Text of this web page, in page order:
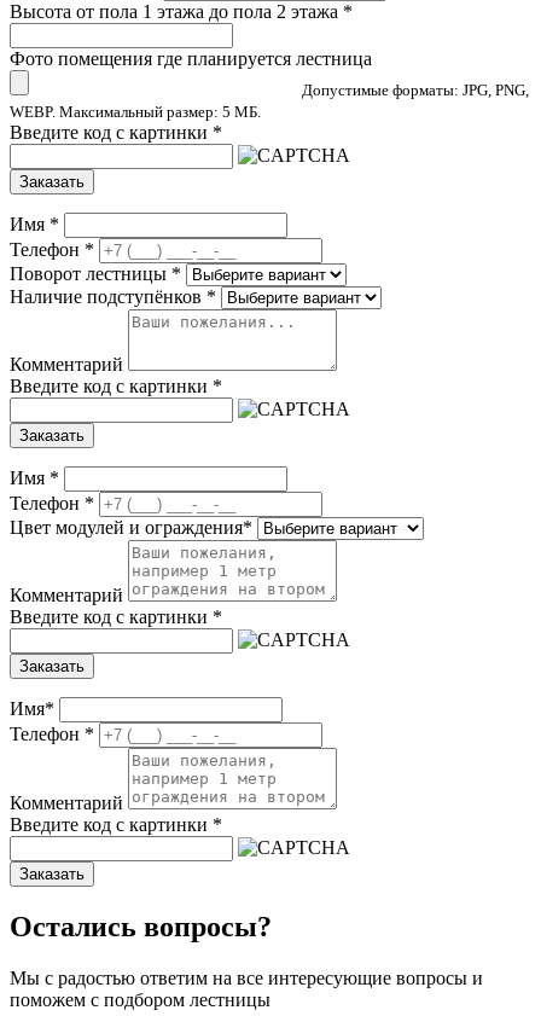
Высота от пола 1 этажа до пола 2 этажа *
Фото помещения где планируется лестница
Допустимые форматы: JPG, PNG,
WEBP. Максимальный размер: 5 МБ.
Введите код с картинки *
Заказать
Имя *
Телефон *
Поворот лестницы *
Наличие подступёнков *
Комментарий
Введите код с картинки *
Заказать
Имя *
Телефон *
Цвет модулей и ограждения*
Комментарий
Введите код с картинки *
Заказать
Имя*
Телефон *
Комментарий
Введите код с картинки *
Заказать
Остались вопросы?
Мы с радостью ответим на все интересующие вопросы и
поможем с подбором лестницы